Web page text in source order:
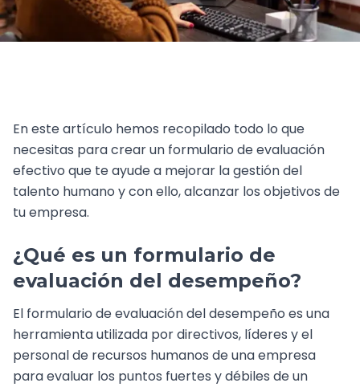
En este artículo hemos recopilado todo lo que
necesitas para crear un formulario de evaluación
efectivo que te ayude a mejorar la gestión del
talento humano y con ello, alcanzar los objetivos de
tu empresa.
¿Qué es un formulario de
evaluación del desempeño?
El formulario de evaluación del desempeño es una
herramienta utilizada por directivos, líderes y el
personal de recursos humanos de una empresa
para evaluar los puntos fuertes y débiles de un